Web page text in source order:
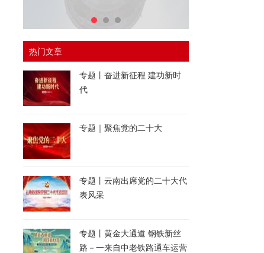
热门文章
专题丨奋进新征程 建功新时
代
专题｜聚焦党的二十大
专题丨云南出席党的二十大代
表风采
专题丨黄金大通道 钢铁新丝
路－一来自中老铁路通车运营